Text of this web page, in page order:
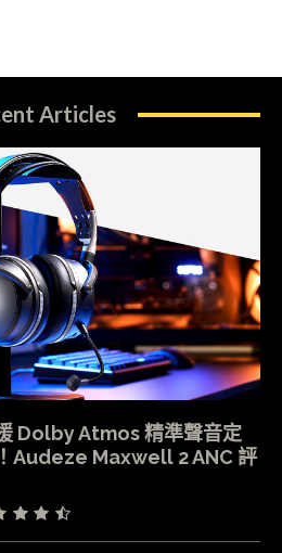
Articles
Dolby Atmos 精準聲音定
Audeze Maxwell 2 ANC 評